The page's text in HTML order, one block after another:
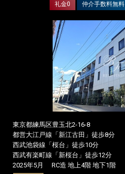
礼金0 仲介手数料無料
東京都練馬区豊玉北2-16-8
都営大江戸線「新江古田」徒歩8分
西武池袋線「桜台」徒歩10分
西武有楽町線「新桜台」徒歩12分
2025年5月
RC造 地上4階 地下1階